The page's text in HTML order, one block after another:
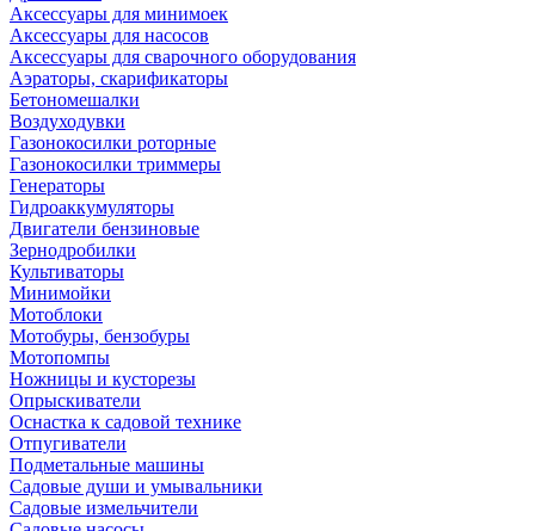
Аксессуары для минимоек
Аксессуары для насосов
Аксессуары для сварочного оборудования
Аэраторы, скарификаторы
Бетономешалки
Воздуходувки
Газонокосилки роторные
Газонокосилки триммеры
Генераторы
Гидроаккумуляторы
Двигатели бензиновые
Зернодробилки
Культиваторы
Минимойки
Мотоблоки
Мотобуры, бензобуры
Мотопомпы
Ножницы и кусторезы
Опрыскиватели
Оснастка к садовой технике
Отпугиватели
Подметальные машины
Садовые души и умывальники
Садовые измельчители